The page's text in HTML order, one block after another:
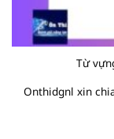
Từ
Onthidgnl xin